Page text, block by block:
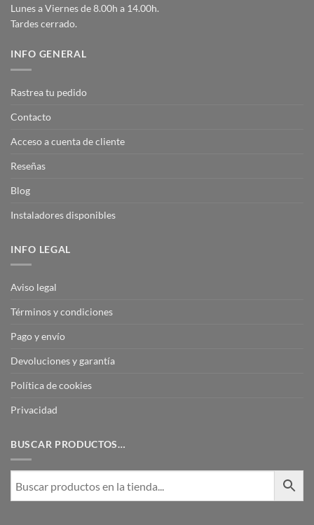
Lunes a Viernes de 8.00h a 14.00h.
Tardes cerrado.
INFO GENERAL
Rastrea tu pedido
Contacto
Acceso a cuenta de cliente
Reseñas
Blog
Instaladores disponibles
INFO LEGAL
Aviso legal
Términos y condiciones
Pago y envío
Devoluciones y garantía
Política de cookies
Privacidad
BUSCAR PRODUCTOS…